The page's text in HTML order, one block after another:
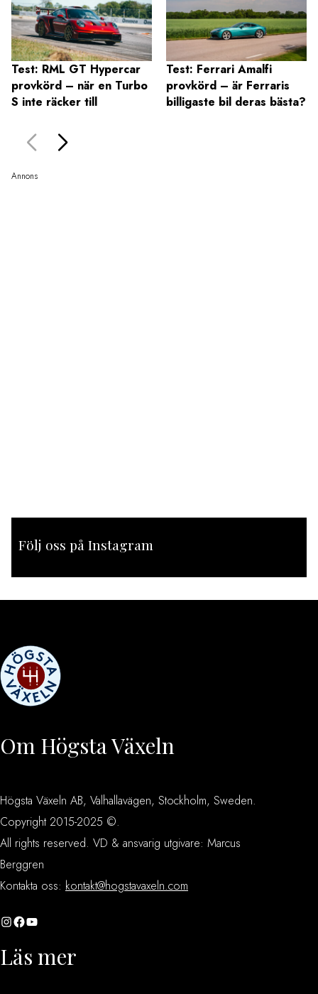
Test: RML GT Hypercar
provkörd – när en Turbo
S inte räcker till
Test: Ferrari Amalfi
provkörd – är Ferraris
billigaste bil deras bästa?
Annons
Följ oss på Instagram
Om Högsta Växeln
Högsta Växeln AB, Valhallavägen, Stockholm, Sweden.
Copyright 2015-2025 ©.
All rights reserved. VD & ansvarig utgivare: Marcus
Berggren
Kontakta oss: kontakt@hogstavaxeln.com
InstagramFacebook YouTube
Läs mer